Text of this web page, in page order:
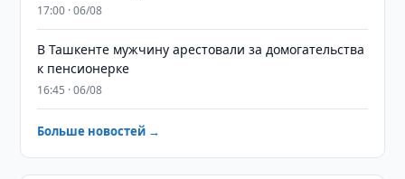
17:00 · 06/08
В Ташкенте мужчину арестовали за домогательства
к пенсионерке
16:45 · 06/08
Больше новостей →